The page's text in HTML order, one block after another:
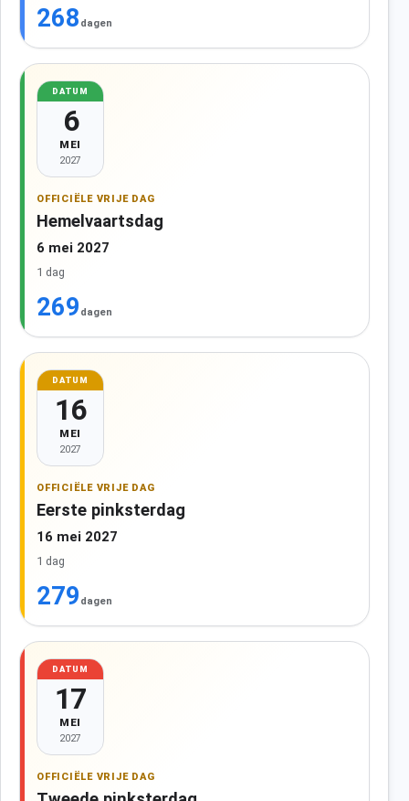
268 dagen
DATUM
6
MEI
2027
OFFICIËLE VRIJE DAG
Hemelvaartsdag
6 mei 2027
1 dag
269 dagen
DATUM
16
MEI
2027
OFFICIËLE VRIJE DAG
Eerste pinksterdag
16 mei 2027
1 dag
279 dagen
DATUM
17
MEI
2027
OFFICIËLE VRIJE DAG